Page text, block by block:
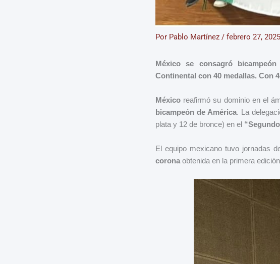
Por Pablo Martínez / febrero 27, 2025
México se consagró
Continental con 40 medallas. Con
México reafirmó su dominio en el
bicampeón de América. La
plata y 12 de bronce) en el
El equipo mexicano tuvo jornadas
corona obtenida en la primera